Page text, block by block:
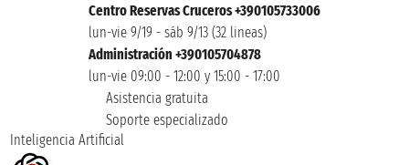
Centro Reservas Cruceros +390105733006
lun-vie 9/19 - sáb 9/13 (32 lineas)
Administración +390105704878
lun-vie 09:00 - 12:00 y 15:00 - 17:00
Asistencia gratuita
Soporte especializado
Inteligencia Artificial